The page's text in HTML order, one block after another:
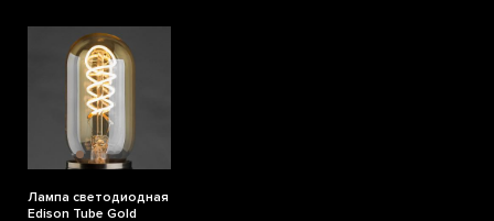
Лампа светодиодная
Edison Tube Gold